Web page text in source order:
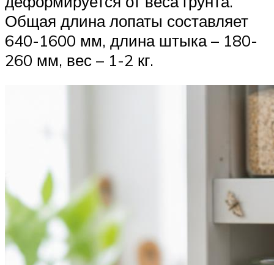
Общая длина лопаты составляет
640-1600 мм, длина штыка – 180-
260 мм, вес – 1-2 кг.